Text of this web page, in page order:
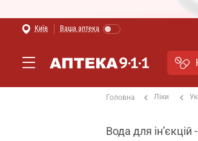
Київ Ваша аптека
Головна Ліки
Вода для інʼєкцій